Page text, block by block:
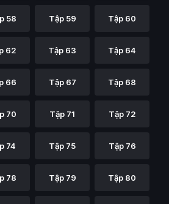
58 Tập 59 Tập 60
62 Tập 63 Tập 64
66 Tập 67 Tập 68
70 Tập 71 Tập 72
74 Tập 75 Tập 76
78 Tập 79 Tập 80